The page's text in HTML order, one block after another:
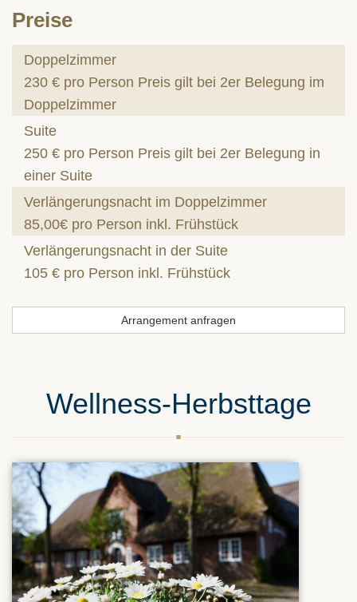
Preise
Doppelzimmer
230 € pro Person Preis gilt bei 2er Belegung im
Doppelzimmer
Suite
250 € pro Person Preis gilt bei 2er Belegung in
einer Suite
Verlängerungsnacht im Doppelzimmer
85,00€ pro Person inkl. Frühstück
Verlängerungsnacht in der Suite
105 € pro Person inkl. Frühstück
Arrangement anfragen
Wellness-Herbsttage